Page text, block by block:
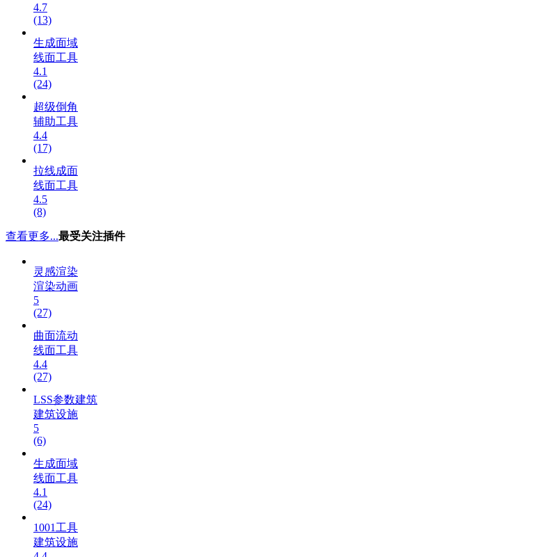
4.7
(13)
生成面域
线面工具
4.1
(24)
超级倒角
辅助工具
4.4
(17)
拉线成面
线面工具
4.5
(8)
查看更多...最受关注插件
灵感渲染
渲染动画
5
(27)
曲面流动
线面工具
4.4
(27)
LSS参数建筑
建筑设施
5
(6)
生成面域
线面工具
4.1
(24)
1001工具
建筑设施